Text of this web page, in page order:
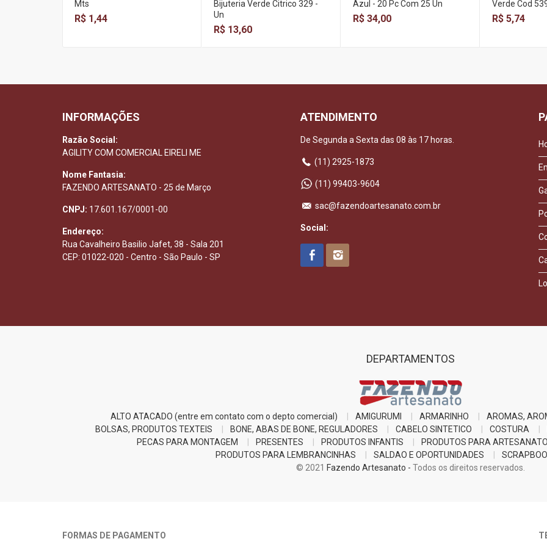
Mts
R$ 1,44
Bijuteria Verde Citrico 329 -
Un
R$ 13,60
Azul - 20 Pc Com 25 Un
R$ 34,00
Verde Cod
R$ 5,74
INFORMAÇÕES
Razão Social:
AGILITY COM COMERCIAL EIRELI ME
Nome Fantasia:
FAZENDO ARTESANATO - 25 de Março
CNPJ: 17.601.167/0001-00
Endereço:
Rua Cavalheiro Basilio Jafet, 38 - Sala 201
CEP: 01022-020 - Centro - São Paulo - SP
ATENDIMENTO
De Segunda a Sexta das 08 às 17 horas.
(11) 2925-1873
(11) 99403-9604
sac@fazendoartesanato.com.br
Social:
DEPARTAMENTOS
ALTO ATACADO (entre em contato com o depto comercial) AMIGURUMI ARMARINHO AROMAS,
BOLSAS, PRODUTOS TEXTEIS
BONE, ABAS DE BONE, REGULADORES CABELO SINTETICO COSTURA
PECAS PARA MONTAGEM
PRESENTES PRODUTOS INFANTIS PRODUTOS PARA ARTESANATO
PRODUTOS PARA LEMBRANCINHAS
SALDAO E OPORTUNIDADES
© 2021 Fazendo Artesanato - Todos os direitos reservados.
FORMAS DE PAGAMENTO